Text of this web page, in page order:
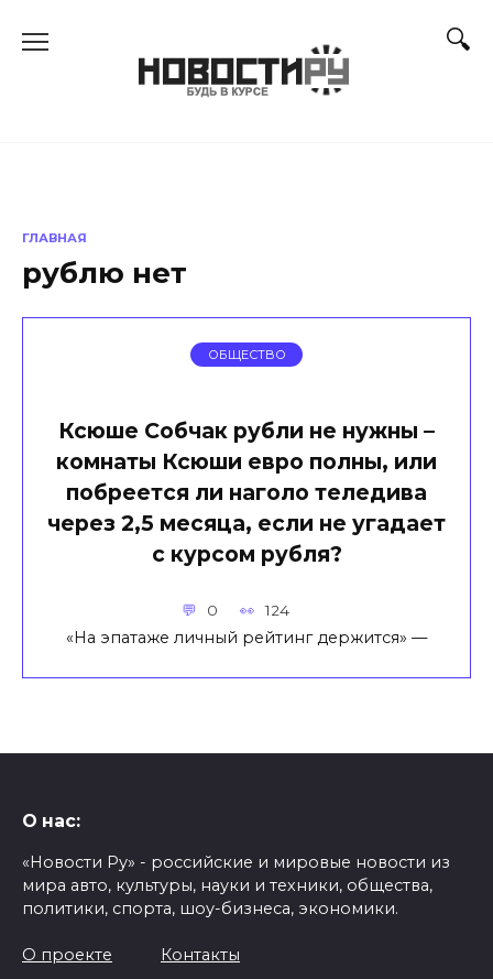
ГЛАВНАЯ
рублю нет
ОБЩЕСТВО
Ксюше Собчак рубли не нужны –
комнаты Ксюши евро полны, или
побреется ли наголо теледива
через 2,5 месяца, если не угадает
с курсом рубля?
0 124
«На эпатаже личный рейтинг держится» —
О нас:
«Новости Ру» - российские и мировые новости из
мира авто, культуры, науки и техники, общества,
политики, спорта, шоу-бизнеса, экономики.
О проекте Контакты